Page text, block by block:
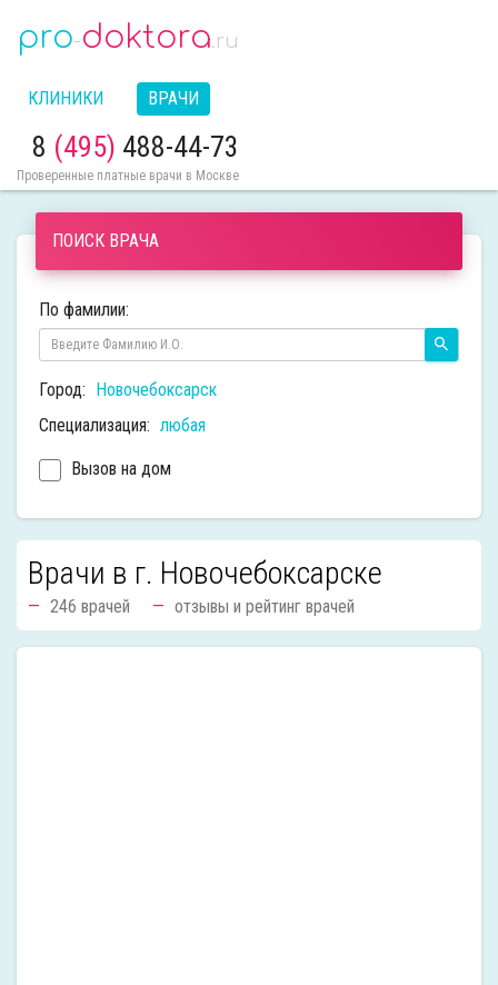
pro-doktora.ru
КЛИНИКИ ВРАЧИ
8 (495) 488-44-73
Проверенные платные врачи в Москве
ПОИСК ВРАЧА
По фамилии:
Город: Новочебоксарск
Специализация: любая
Вызов на дом
Врачи в г. Новочебоксарске
246 врачей отзывы и рейтинг врачей